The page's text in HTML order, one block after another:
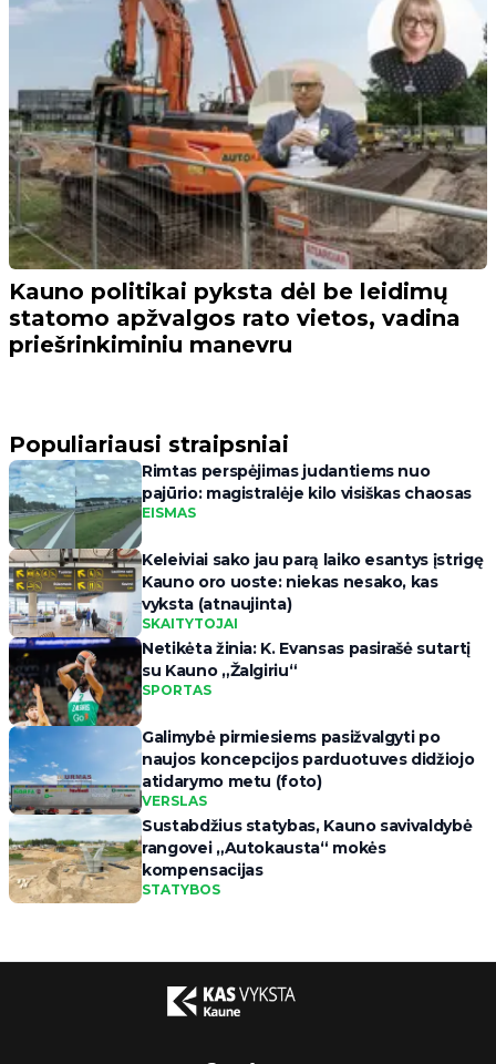
Kauno politikai pyksta dėl be leidimų
statomo apžvalgos rato vietos, vadina
priešrinkiminiu manevru
Populiariausi straipsniai
Rimtas perspėjimas judantiems nuo
pajūrio: magistralėje kilo visiškas chaosas
EISMAS
Keleiviai sako jau parą laiko esantys įstrigę
Kauno oro uoste: niekas nesako, kas
vyksta (atnaujinta)
SKAITYTOJAI
Netikėta žinia: K. Evansas pasirašė sutartį
su Kauno „Žalgiriu“
SPORTAS
Galimybė pirmiesiems pasižvalgyti po
naujos koncepcijos parduotuves didžiojo
atidarymo metu (foto)
VERSLAS
Sustabdžius statybas, Kauno savivaldybė
rangovei „Autokausta“ mokės
kompensacijas
STATYBOS